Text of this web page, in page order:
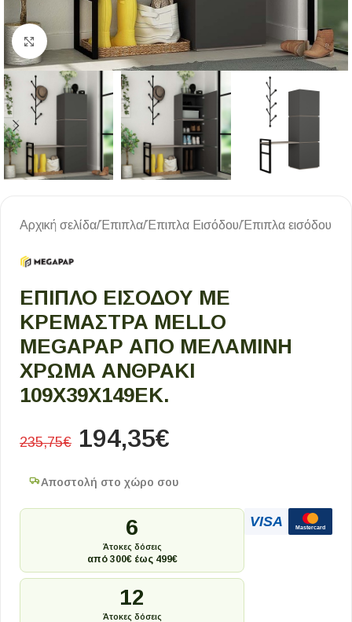
Κλικ για μεγέθυνση
Αρχική σελίδα/Έπιπλα/Έπιπλα Εισόδου/Έπιπλα εισόδου
ΈΠΙΠΛΟ ΕΙΣΌΔΟΥ ΜΕ
ΚΡΕΜΆΣΤΡΑ MELLO
MEGAPAP ΑΠΌ ΜΕΛΑΜΊΝΗ
ΧΡΏΜΑ ΑΝΘΡΑΚΊ
109X39X149ΕΚ.
235,75€ 194,35€
Αποστολή στο χώρο σου
6
Άτοκες δόσεις
από 300€ έως 499€
12
Άτοκες δόσεις
VISA Mastercard